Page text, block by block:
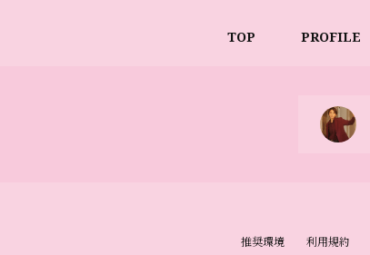
TOP PROFILE
推奨環境 利用規約